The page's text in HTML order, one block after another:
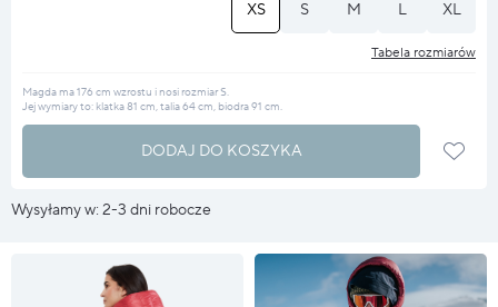
XL
L
M
S
XS
Tabela rozmiarów
Magda ma 176 cm wzrostu i nosi rozmiar S.
Jej wymiary to: klatka 81 cm, talia 64 cm, biodra 91 cm.
DODAJ DO KOSZYKA
Wysyłamy w: 2-3 dni robocze